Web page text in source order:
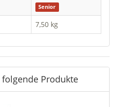
Senior
7,50 kg
Produkte